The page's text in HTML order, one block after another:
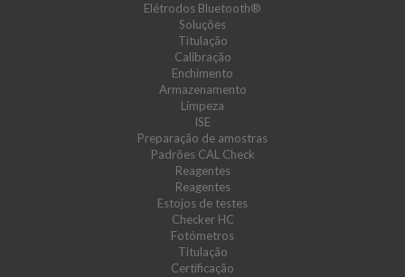
Elétrodos Bluetooth®
Soluções
Titulação
Calibração
Enchimento
Armazenamento
Limpeza
ISE
Preparação de amostras
Padrões CAL Check
Reagentes
Reagentes
Estojos de testes
Checker HC
Fotómetros
Titulação
Certificação